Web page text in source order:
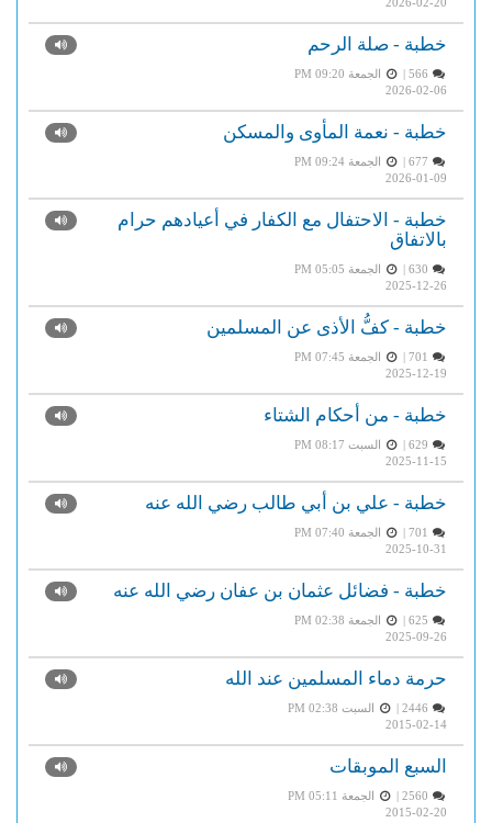
خطبة - صلة الرحم
الجمعة PM 09:20
2026-02-06
خطبة - نعمة المأوى والمسكن
الجمعة PM 09:24
2026-01-09
خطبة - الاحتفال مع الكفار في أعيادهم حرام
بالاتفاق
الجمعة PM 05:05
2025-12-26
خطبة - كفُّ الأذى عن المسلمين
الجمعة PM 07:45
2025-12-19
خطبة - من أحكام الشتاء
السبت PM 08:17
2025-11-15
خطبة - علي بن أبي طالب رضي الله عنه
الجمعة PM 07:40
2025-10-31
خطبة - فضائل عثمان بن عفان رضي الله عنه
الجمعة PM 02:38
2025-09-26
حرمة دماء المسلمين عند الله
السبت PM 02:38
2015-02-14
السبع الموبقات
الجمعة PM 05:11
2015-02-20